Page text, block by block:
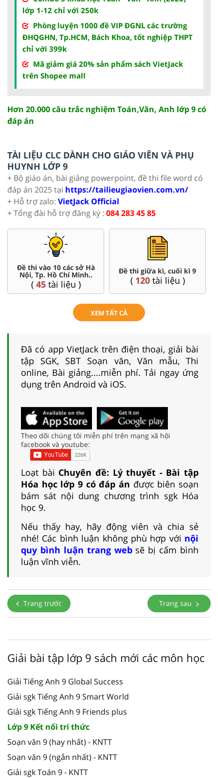
lớp 1-12 chỉ với 250k
Phòng luyện 1000 đề VIP ĐGNL các trường
ĐHQGHN, Tp.HCM, Bách Khoa, tốt nghiệp THPT
chỉ với 399k
Mã giảm giá 20% sản phẩm sách VietJack
trên Shopee mall
Hơn 20.000 câu trắc nghiệm Toán,Văn, Anh lớp 9 có
đáp án
TÀI LIỆU CLC DÀNH CHO GIÁO VIÊN VÀ PHỤ
HUYNH LỚP 9
+ Bộ giáo án, bài giảng powerpoint, đề thi file word có
đáp án 2025 tại https://tailieugiaovien.com.vn/
+ Hỗ trợ zalo: VietJack Official
+ Tổng đài hỗ trợ đăng ký : 084 283 45 85
Đề thi vào 10 các sở Hà
Nội, Tp. Hồ Chí Minh..
( 45tài liệu )
Đề thi giữa kì, cuối kì 9
( 120tài liệu )
XEM TẤT CẢ
Đã có app VietJack trên điện thoại, giải bài
tập SGK, SBT Soạn văn, Văn mẫu, Thi
online, Bài giảng....miễn phí. Tải ngay ứng
dụng trên Android và iOS.
Theo dõi chúng tôi miễn phí trên mạng xã hội
facebook và youtube:
Loạt bài Chuyên đề: Lý thuyết - Bài tập
Hóa học lớp 9 có đáp án được biên soạn
bám sát nội dung chương trình sgk Hóa
học 9.
Nếu thấy hay, hãy động viên và chia sẻ
nhé! Các bình luận không phù hợp với nội
quy bình luận trang websẽ bị cấm bình
luận vĩnh viễn.
Trang trước Trang sau
Giải bài tập lớp 9 sách mới các môn học
Giải Tiếng Anh 9 Global Success
Giải sgk Tiếng Anh 9 Smart World
Giải sgk Tiếng Anh 9 Friends plus
Lớp 9 Kết nối tri thức
Soạn văn 9 (hay nhất) - KNTT
Soạn văn 9 (ngắn nhất) - KNTT
Giải sgk Toán 9 - KNTT